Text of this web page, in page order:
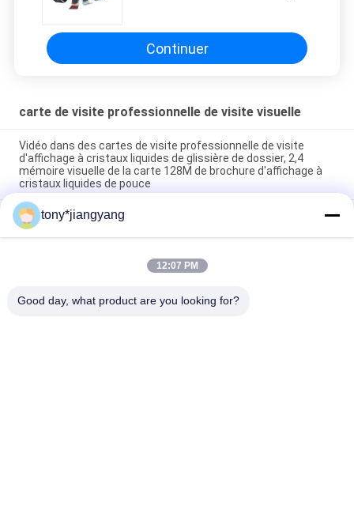
Continuer
carte de visite professionnelle de visite visuelle
Vidéo dans des cartes de visite professionnelle de visite
d'affichage à cristaux liquides de glissière de dossier, 2,4
mémoire visuelle de la carte 128M de brochure d'affichage à
cristaux liquides de pouce
L'affichage à cristaux liquides examinent la carte de visite
professionnelle de visite visuelle 2,4" 320x240 avec la
certification de FCC de la CE ROHS
Metal les cartes vidéo promotionnelles d'affaires qui peuvent
tony*jiangyang
12:07 PM
Good day, what product are you looking for?